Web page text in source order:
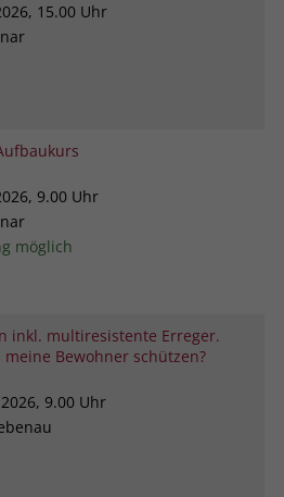
15.00 Uhr
9.00 Uhr
möglich
inkl. multiresistente Erreger.
Bewohner schützen?
9.00 Uhr